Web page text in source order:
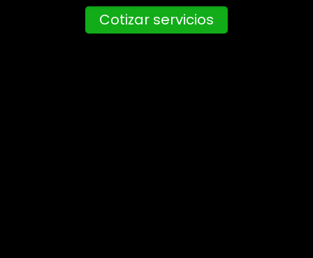
Cotizar servicios